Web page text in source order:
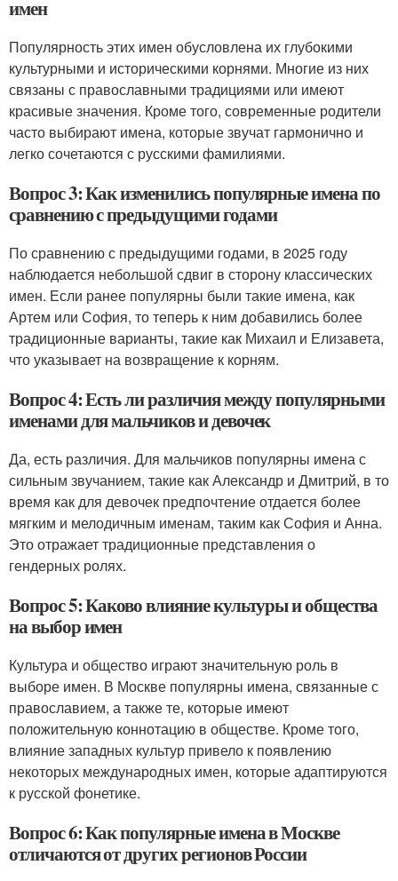
имен
Популярность этих имен обусловлена их глубокими
культурными и историческими корнями. Многие из них
связаны с православными традициями или имеют
красивые значения. Кроме того, современные родители
часто выбирают имена, которые звучат гармонично и
легко сочетаются с русскими фамилиями.
Вопрос 3: Как изменились популярные имена по
сравнению с предыдущими годами
По сравнению с предыдущими годами, в 2025 году
наблюдается небольшой сдвиг в сторону классических
имен. Если ранее популярны были такие имена, как
Артем или София, то теперь к ним добавились более
традиционные варианты, такие как Михаил и Елизавета,
что указывает на возвращение к корням.
Вопрос 4: Есть ли различия между популярными
именами для мальчиков и девочек
Да, есть различия. Для мальчиков популярны имена с
сильным звучанием, такие как Александр и Дмитрий, в то
время как для девочек предпочтение отдается более
мягким и мелодичным именам, таким как София и Анна.
Это отражает традиционные представления о
гендерных ролях.
Вопрос 5: Каково влияние культуры и общества
на выбор имен
Культура и общество играют значительную роль в
выборе имен. В Москве популярны имена, связанные с
православием, а также те, которые имеют
положительную коннотацию в обществе. Кроме того,
влияние западных культур привело к появлению
некоторых международных имен, которые адаптируются
к русской фонетике.
Вопрос 6: Как популярные имена в Москве
отличаются от других регионов России